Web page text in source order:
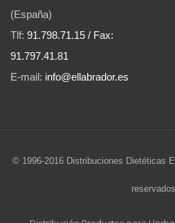
(España)
Tlf: 91.798.71.15 / Fax:
91.797.41.81
E-mail: info@ellabrador.es
© 1996-2016 Distribuciones Dietéticas